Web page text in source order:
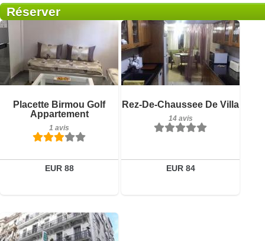
Réserver
Placette Birmou Golf
Appartement
1 avis
EUR 88
Détails
Réserver
Rez-De-Chaussee De Villa
14 avis
EUR 84
Réserver